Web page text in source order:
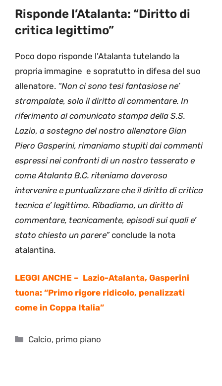
Risponde l’Atalanta: “Diritto di
critica legittimo”
Poco dopo risponde l’Atalanta tutelando la
propria immagine e sopratutto in difesa del suo
allenatore. “Non ci sono tesi fantasiose ne’
strampalate, solo il diritto di commentare. In
riferimento al comunicato stampa della S.S.
Lazio, a sostegno del nostro allenatore Gian
Piero Gasperini, rimaniamo stupiti dai commenti
espressi nei confronti di un nostro tesserato e
come Atalanta B.C. riteniamo doveroso
intervenire e puntualizzare che il diritto di critica
tecnica e’ legittimo. Ribadiamo, un diritto di
commentare, tecnicamente, episodi sui quali e’
stato chiesto un parere”conclude la nota
atalantina.
LEGGI ANCHE – Lazio-Atalanta, Gasperini
tuona: “Primo rigore ridicolo, penalizzati
come in Coppa Italia”
Categorie
Calcio, primo piano